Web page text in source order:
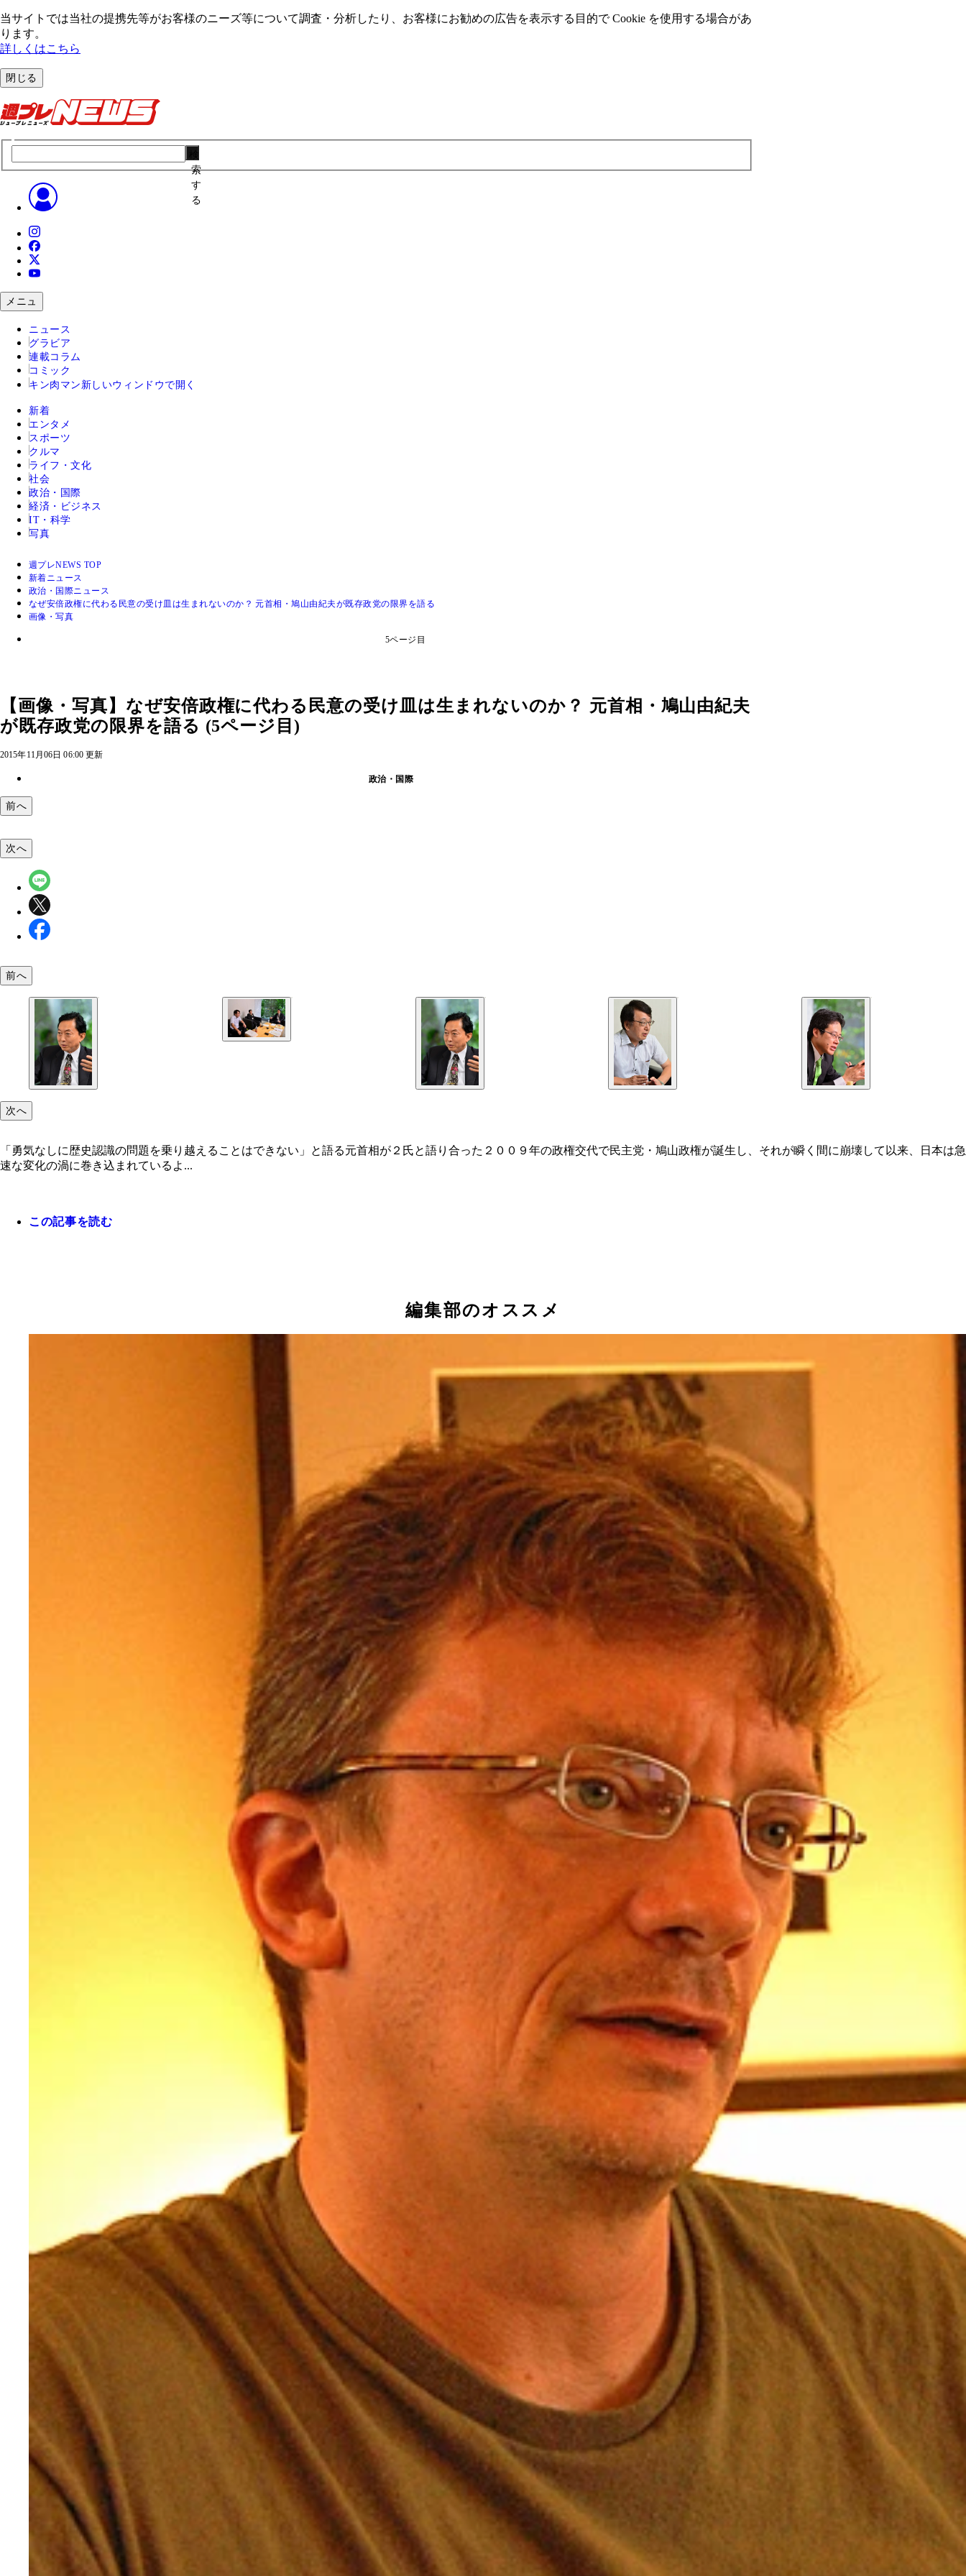
当サイトでは当社の提携先等がお客様のニーズ等について調査・分析したり、お客様にお勧めの広告を表⽰する⽬的で Cookie を使⽤する場合があ
ります。
詳しくはこちら
閉じる
索
す
る
メニュ
ニュース
グラビア
連載コラム
コミック
キン肉マン 新しいウィンドウで開く
新着
エンタメ
スポーツ
クルマ
ライフ・文化
社会
政治・国際
経済・ビジネス
IT・科学
写真
週プレNEWS TOP
新着ニュース
政治・国際ニュース
なぜ安倍政権に代わる民意の受け皿は生まれないのか？ 元首相・鳩山由紀夫が既存政党の限界を語る
画像・写真
5ページ目
【画像・写真】なぜ安倍政権に代わる民意の受け皿は生まれないのか？ 元首相・鳩山由紀夫
が既存政党の限界を語る (5ページ目)
2015年11月06日 06:00 更新
政治・国際
前へ
「勇気なしに歴史認識の問題を乗り越えることはできない」と語る元首相が２氏と語り合った
元内閣総理大臣・鳩山由紀夫（はとやま・ゆきお）氏
鹿児島大学教授・木村朗（きむら・あきら）氏
京都精華大学専任教員・白井聡（しらい・さとし）氏
次へ
前へ
次へ
「勇気なしに歴史認識の問題を乗り越えることはできない」と語る元首相が２氏と語り合った２００９年の政権交代で民主党・鳩山政権が誕生し、それが瞬く間に崩壊して以来、日本は急
速な変化の渦に巻き込まれているよ...
この記事を読む
編集部のオススメ